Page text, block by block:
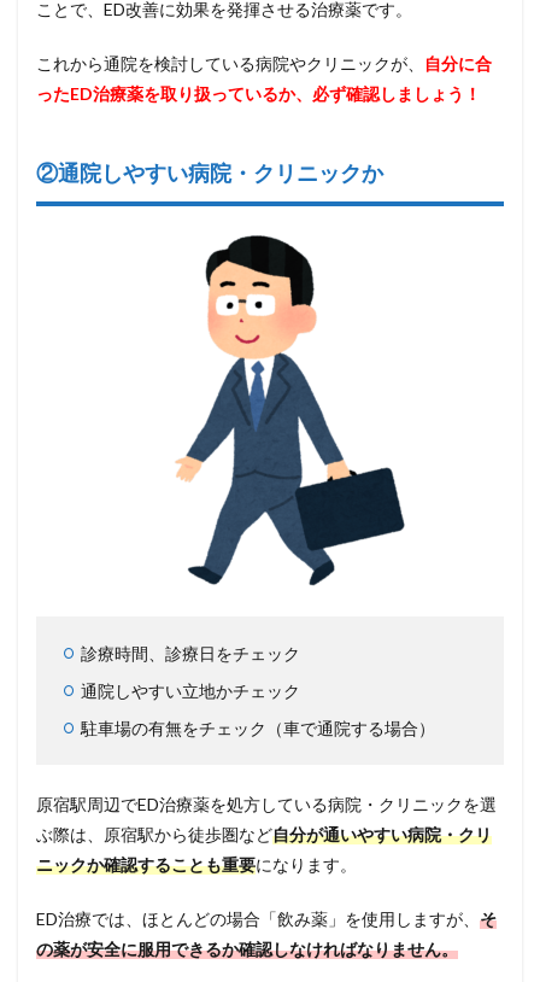
ことで、ED改善に効果を発揮させる治療薬です。
これから通院を検討している病院やクリニックが、
自分に合
ったED治療薬を取り扱っているか、必ず確認しましょう！
②通院しやすい病院・クリニックか
診療時間、診療日をチェック
通院しやすい立地かチェック
駐車場の有無をチェック（車で通院する場合）
原宿駅周辺でED治療薬を処方している病院・クリニックを選
ぶ際は、原宿駅から徒歩圏など自分が通いやすい病院・クリ
ニックか確認することも重要になります。
ED治療では、ほとんどの場合「飲み薬」を使用しますが、 そ
の薬が安全に服用できるか確認しなければなりません。